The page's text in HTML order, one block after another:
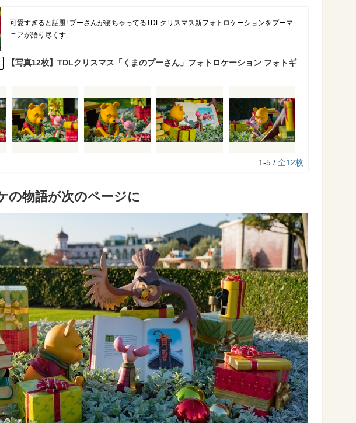
可愛すぎると話題! プーさんが寝ちゃってるTDLクリスマス新フォトロケーションをプーマ
ニアが語り尽くす
【写真12枚】TDLクリスマス「くまのプーさん」フォトロケーション フォトギ
1-5 / 全12枚
の物語が次のページに